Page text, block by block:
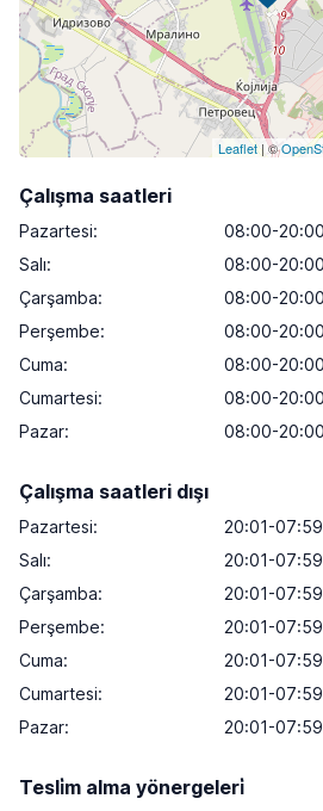
Leaflet| ©
Çalışma saatleri
Pazartesi:
08:00-20:00
Salı:
08:00-20:00
Çarşamba:
08:00-20:00
Perşembe:
08:00-20:00
Cuma:
08:00-20:00
Cumartesi:
08:00-20:00
Pazar: 08:00-20:00
Çalışma saatleri dışı
Pazartesi:
20:01-07:59
Salı:
20:01-07:59
Çarşamba:
20:01-07:59
Perşembe:
20:01-07:59
Cuma:
20:01-07:59
Cumartesi:
20:01-07:59
Pazar:
20:01-07:59
Tesli̇m alma yönergeleri̇